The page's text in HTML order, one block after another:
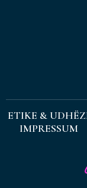
ETIKE &
IMPRESSUM